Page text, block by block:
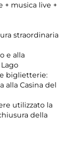
musica live +
straordinaria
e alla
biglietterie:
alla Casina del
utilizzato la
della